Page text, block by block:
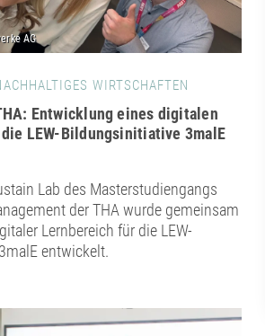
WIRTSCHAFTEN
Entwicklung eines digitalen
LEW-Bildungsinitiative 3malE
Lab des Masterstudiengangs
der THA wurde gemeinsam
Lernbereich für die LEW-
entwickelt.